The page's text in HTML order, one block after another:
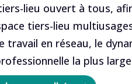
lieu ouvert à tous,
tiers-lieu
travail en réseau, le
la plus